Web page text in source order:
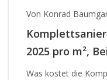
Von Konrad
2025 pro m²,
Was kostet die